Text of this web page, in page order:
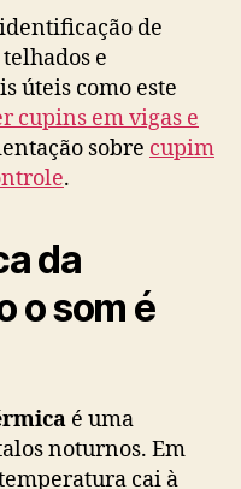
de
e
úteis como este
cupins em vigas e
sobre cupim
.
da
o som é
é uma
noturnos. Em
cai à